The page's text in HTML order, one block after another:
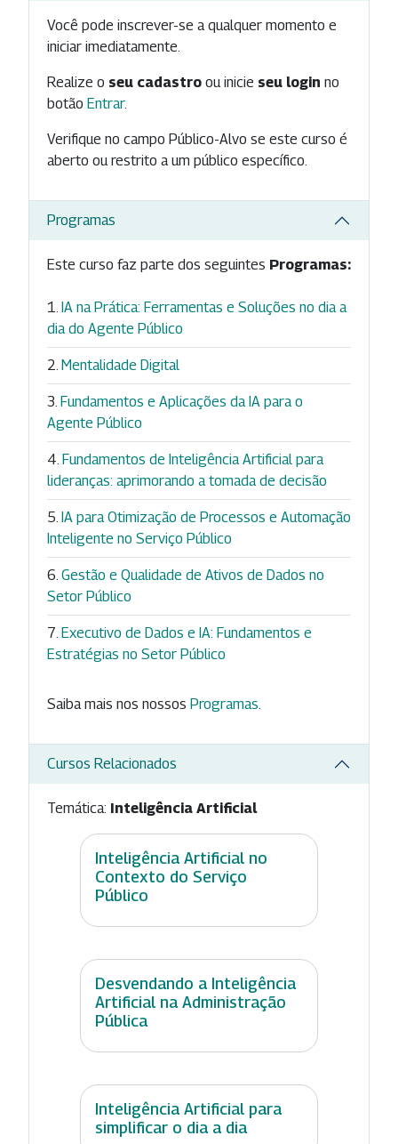
Você pode inscrever-se a qualquer momento e
iniciar imediatamente.
Realize o seu cadastro ou inicie seu login no
botão Entrar.
Verifique no campo Público-Alvo se este curso é
aberto ou restrito a um público específico.
Programas
Este curso faz parte dos seguintes Programas:
IA na Prática: Ferramentas e Soluções no dia a
dia do Agente Público
Mentalidade Digital
Fundamentos e Aplicações da IA para o
Agente Público
Fundamentos de Inteligência Artificial para
lideranças: aprimorando a tomada de decisão
IA para Otimização de Processos e Automação
Inteligente no Serviço Público
Gestão e Qualidade de Ativos de Dados no
Setor Público
Executivo de Dados e IA: Fundamentos e
Estratégias no Setor Público
Saiba mais nos nossos Programas
Cursos Relacionados
Temática: Inteligência Artificial
Inteligência Artificial no
Contexto do Serviço
Público
Desvendando a Inteligência
Artificial na Administração
Pública
Inteligência Artificial para
simplificar o dia a dia